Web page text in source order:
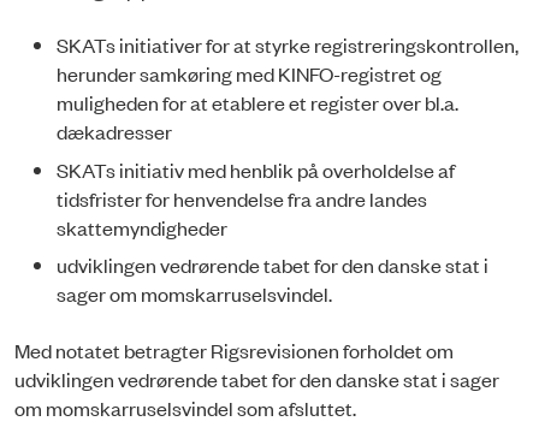
SKATs initiativer for at styrke registreringskontrollen,
herunder samkøring med KINFO-registret og
muligheden for at etablere et register over bl.a.
dækadresser
SKATs initiativ med henblik på overholdelse af
tidsfrister for henvendelse fra andre landes
skattemyndigheder
udviklingen vedrørende tabet for den danske stat i
sager om momskarruselsvindel.
Med notatet betragter Rigsrevisionen forholdet om
udviklingen vedrørende tabet for den danske stat i sager
om momskarruselsvindel som afsluttet.